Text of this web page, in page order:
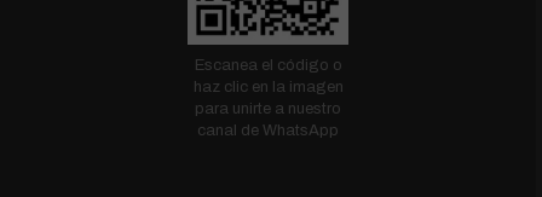
Escanea el código o
haz clic en la imagen
para unirte a nuestro
canal de WhatsApp